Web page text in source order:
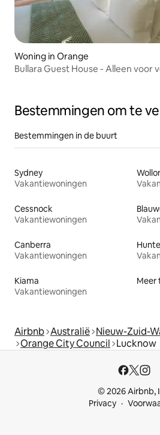
Woning in Orange
Bullara Guest House - Alleen voor
Bestemmingen om te
Bestemmingen in de buurt
Sydney
Vakantiewoningen
Cessnock
Vakantiewoningen
Canberra
Vakantiewoningen
Kiama
Vakantiewoningen
Meer
Airbnb Australië Nieuw-Zuid-
Orange City Council Lucknow
© 2026 Airbnb,
Privacy